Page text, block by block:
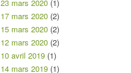
23 mars 2020 (1)
17 mars 2020 (2)
15 mars 2020 (2)
12 mars 2020 (2)
10 avril 2019 (1)
14 mars 2019 (1)